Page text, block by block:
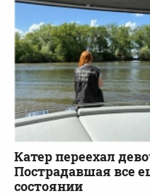
Катер переехал
Пострадавшая все
состоянии